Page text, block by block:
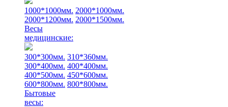
1000*1000мм. 2000*1000мм.
2000*1200мм. 2000*1500мм.
Весы
медицинские:
300*300мм. 310*360мм.
300*400мм. 400*400мм.
400*500мм. 450*600мм.
600*800мм. 800*800мм.
Бытовые
весы: